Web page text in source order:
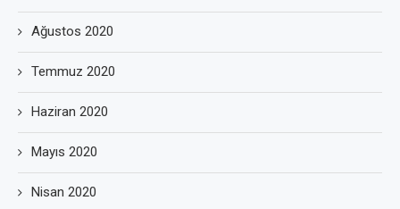
Ağustos 2020
Temmuz 2020
Haziran 2020
Mayıs 2020
Nisan 2020